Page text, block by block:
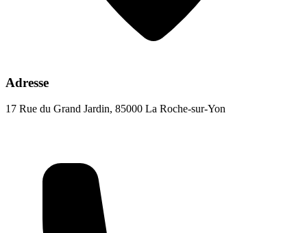
Adresse
17 Rue du Grand Jardin, 85000 La Roche-sur-Yon